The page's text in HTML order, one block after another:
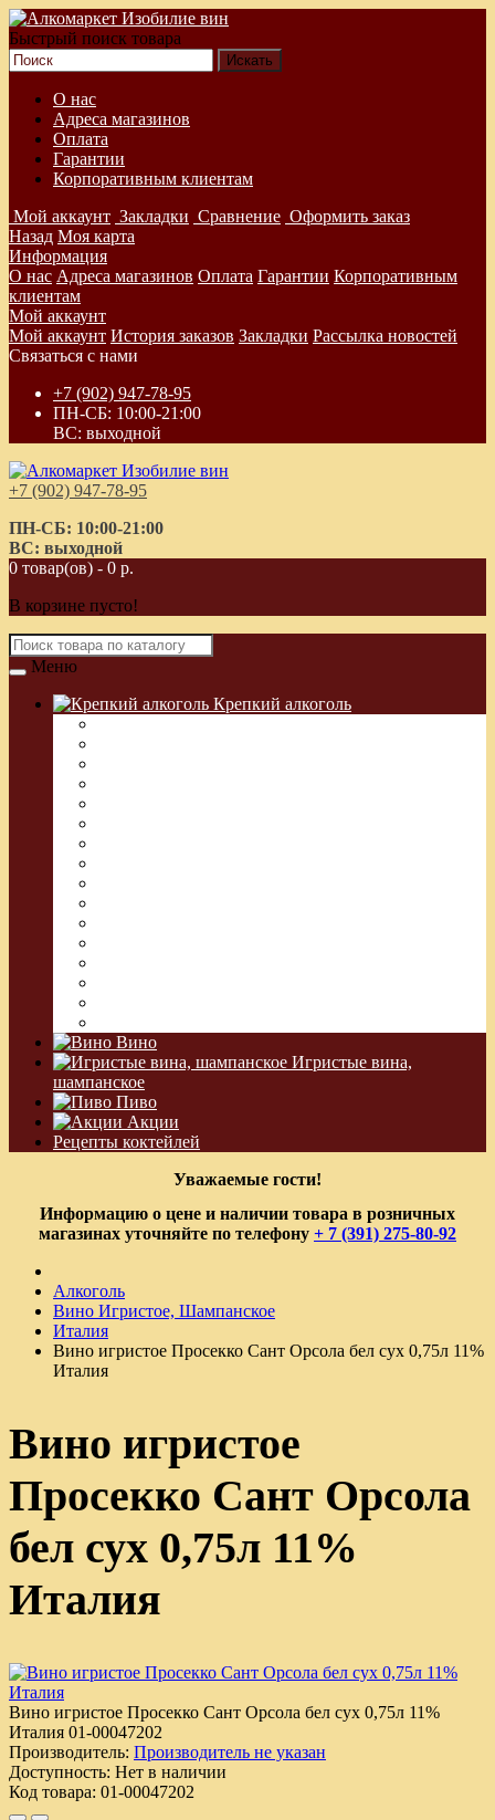
Быстрый поиск товара
О нас
Адреса магазинов
Оплата
Гарантии
Корпоративным клиентам
Мой аккаунт Закладки Сравнение Оформить заказ
Назад Моя карта
Информация
О нас Адреса магазинов Оплата Гарантии Корпоративным
клиентам
Мой аккаунт
Мой аккаунт История заказов Закладки Рассылка новостей
Связаться с нами
+7 (902) 947-78-95
ПН-СБ: 10:00-21:00
ВС: выходной
+7 (902) 947-78-95
ПН-СБ: 10:00-21:00
ВС: выходной
0 товар(ов) - 0 р.
В корзине пусто!
Меню
Крепкий алкоголь
Вино
Игристые вина,
шампанское
Пиво
Акции
Рецепты коктейлей
Уважаемые гости!
Информацию о цене и наличии товара в розничных
магазинах уточняйте по телефону + 7 (391) 275-80-92
Алкоголь
Вино Игристое, Шампанское
Италия
Вино игристое Просекко Сант Орсола бел сух 0,75л 11%
Италия
Вино игристое
Просекко Сант Орсола
бел сух 0,75л 11%
Италия
Вино игристое Просекко Сант Орсола бел сух 0,75л 11%
Италия 01-00047202
Производитель: Производитель не указан
Доступность: Нет в наличии
Код товара: 01-00047202